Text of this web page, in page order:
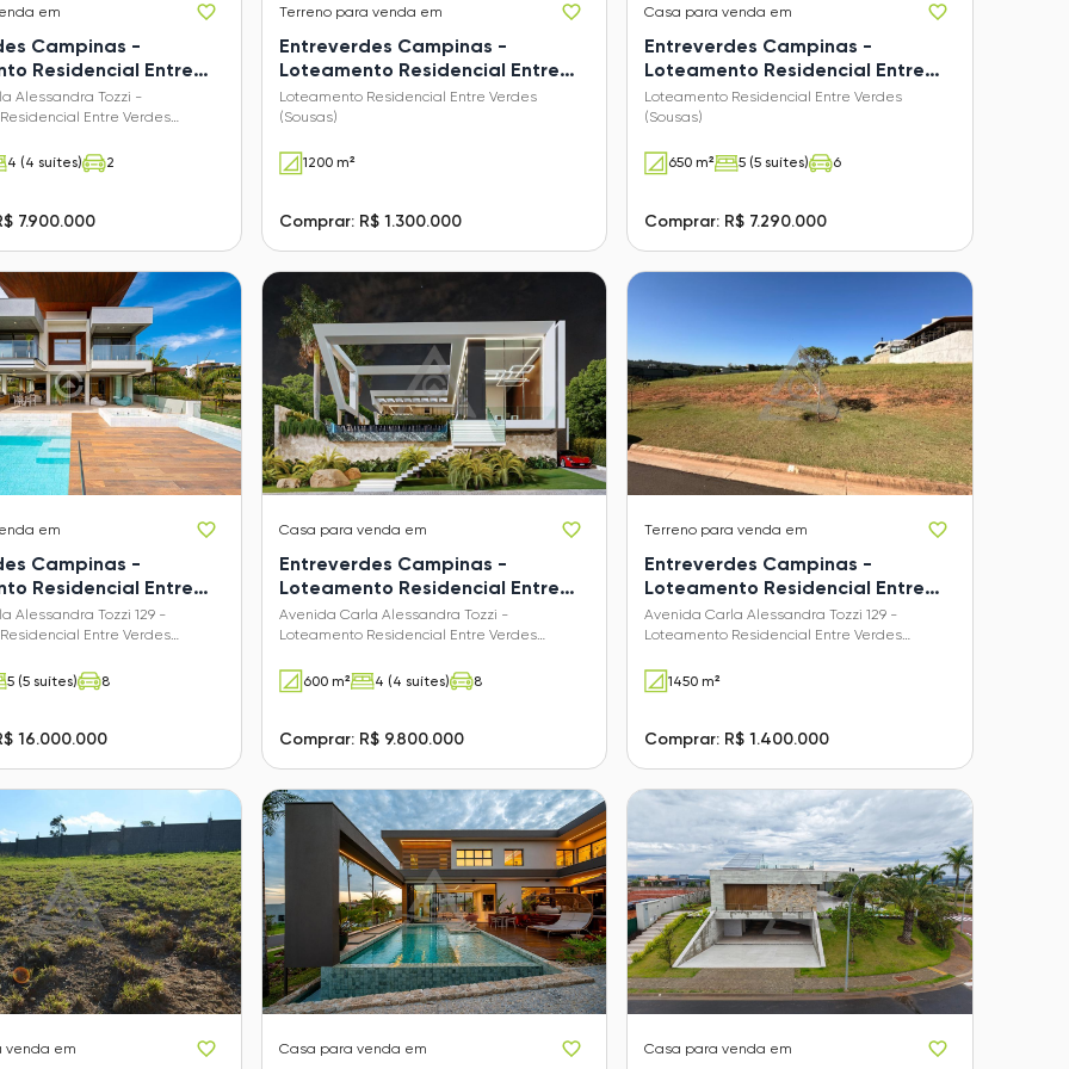
em
Campinas -
Residencial Entre
Alessandra Tozzi -
Entre Verdes
4 (4 suítes) 2
7.900.000
Terreno para venda em
Entreverdes Campinas -
Loteamento Residencial Entre
Verdes (Sousas)
Loteamento Residencial Entre Verdes
(Sousas)
1200 m²
Comprar: R$ 1.300.000
Casa para venda em
Entreverdes Campinas -
Loteamento Residencial Entre
Verdes (Sousas)
Loteamento Residencial Entre Verdes
(Sousas)
650 m² 5 (5 suítes) 6
Comprar: R$ 7.290.000
em
Campinas -
Residencial Entre
Alessandra Tozzi 129 -
Entre Verdes
5 (5 suítes) 8
16.000.000
Casa para venda em
Entreverdes Campinas -
Loteamento Residencial Entre
Verdes (Sousas)
Avenida Carla Alessandra Tozzi -
Loteamento Residencial Entre Verdes
600 m²
4 (4 suítes) 8
Comprar: R$ 9.800.000
Terreno para venda em
Entreverdes Campinas -
Loteamento Residencial Entre
Verdes (Sousas)
Avenida Carla Alessandra Tozzi 129 -
Loteamento Residencial Entre Verdes
1450 m²
Comprar: R$ 1.400.000
venda em Casa para venda em Casa para venda em